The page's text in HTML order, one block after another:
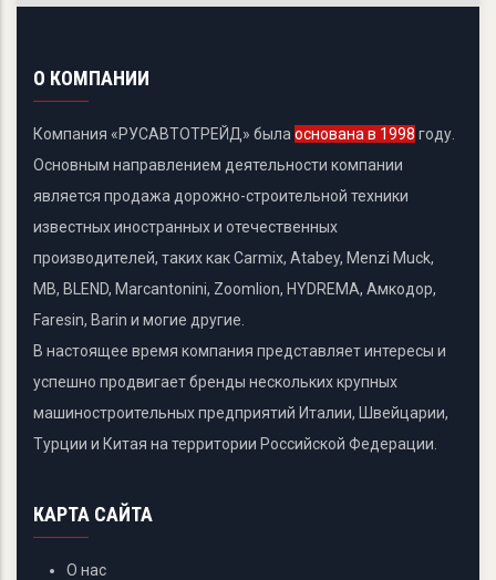
О КОМПАНИИ
Компания «РУСАВТОТРЕЙД» была основана в 1998 году.
Основным направлением деятельности компании
является продажа дорожно-строительной техники
известных иностранных и отечественных
производителей, таких как Carmix, Atabey, Menzi Muck,
MB, BLEND, Marcantonini, Zoomlion, HYDREMA, Амкодор,
Faresin, Barin и могие другие.
В настоящее время компания представляет интересы и
успешно продвигает бренды нескольких крупных
машиностроительных предприятий Италии, Швейцарии,
Турции и Китая на территории Российской Федерации.
КАРТА САЙТА
О нас